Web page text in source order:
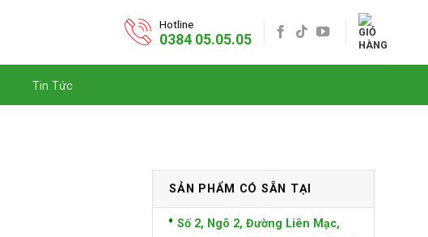
Hotline
0384 05.05.05
Tin Tức
SẢN PHẨM CÓ SẴN TẠI
Số 2, Ngõ 2, Đường Liên Mạc,